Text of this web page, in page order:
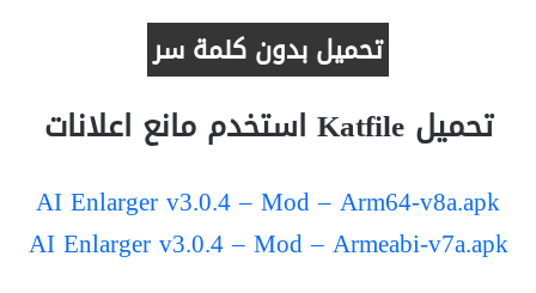
تحميل بدون كلمة سر
تحميل Katfile استخدم مانع اعلانات
AI Enlarger v3.0.4 – Mod – Arm64-v8a.apk
AI Enlarger v3.0.4 – Mod – Armeabi-v7a.apk